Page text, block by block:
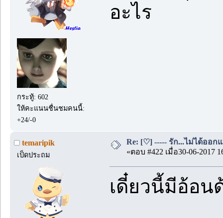
กระทู้: 602
ให้คะแนนชื่นชมคนนี้:
+24/-0
อะไร
temaripik
เป็ดประถม
Re: [♡] ----- รัก...ไม่ได้ออกแ
«ตอบ #422 เมื่อ30-06-2017
เดี๋ยวนี้มีอ้อน